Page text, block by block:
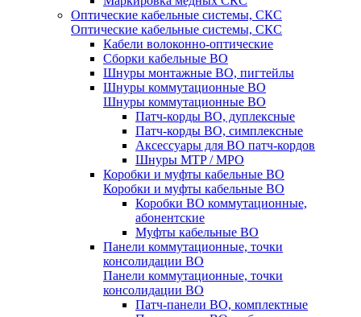
Оптические кабельные системы, СКС
Оптические кабельные системы, СКС
Кабели волоконно-оптические
Сборки кабельные ВО
Шнуры монтажные ВО, пигтейлы
Шнуры коммутационные ВО
Шнуры коммутационные ВО
Патч-корды ВО, дуплексные
Патч-корды ВО, симплексные
Аксессуары для ВО патч-кордов
Шнуры MTP / MPO
Коробки и муфты кабельные ВО
Коробки и муфты кабельные ВО
Коробки ВО коммутационные,
абонентские
Муфты кабельные ВО
Панели коммутационные, точки
консолидации ВО
Панели коммутационные, точки
консолидации ВО
Патч-панели ВО, комплектные